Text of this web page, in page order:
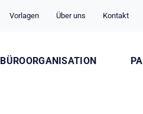
Vorlagen Über uns Kontakt
BÜROORGANISATION